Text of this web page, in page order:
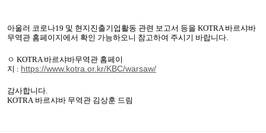
아울러 코로나19 및 현지진출기업활동 관련 보고서 등을 KOTRA바르샤바
무역관 홈페이지에서 확인 가능하오니 참고하여 주시기 바랍니다.
ㅇ KOTRA바르샤바무역관 홈페이
지 : https://www.kotra.or.kr/KBC/warsaw/
감사합니다.
KOTRA 바르샤바 무역관 김상훈 드림